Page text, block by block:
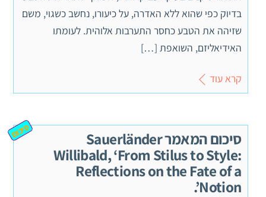
בדיוק כפי שהוא ללא האדרה, על כיעורו, נחשב כשגוי, משם
שזיהה את הטבע כחסר התערבות אלוהית. לעומתו
האידיאליזם, השואפת […]
קרא עוד
סיכום המאמר Sauerländer
Willibald, ‘From Stilus to Style:
Reflections on the Fate of a
Notion’.
סיכום